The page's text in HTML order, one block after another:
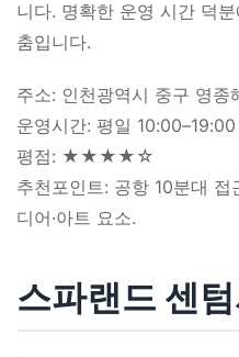
니다. 명확한 운영 시간 덕
춤입니다.
주소: 인천광역시 중구 영종
운영시간: 평일
평점: ★★★★☆
추천포인트: 공항 10분대 접
디어·아트 요소.
스파랜드 센